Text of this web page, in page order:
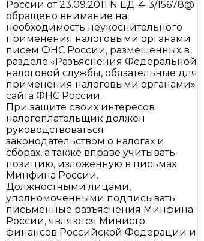
России от 23.09.2011 N ЕД-4-3/15678@
обращено внимание на
необходимость неукоснительного
применения налоговыми органами
писем ФНС России, размещенных в
разделе «Разъяснения Федеральной
налоговой службы, обязательные для
применения налоговыми органами»
сайта ФНС России.
При защите своих интересов
налогоплательщик должен
руководствоваться
законодательством о налогах и
сборах, а также вправе учитывать
позицию, изложенную в письмах
Минфина России.
Должностными лицами,
уполномоченными подписывать
письменные разъяснения Минфина
России, являются Министр
финансов Российской Федерации и